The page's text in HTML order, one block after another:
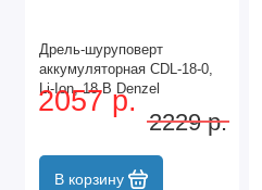
Дрель-шуруповерт
аккумуляторная CDL-18-0,
Li-Ion, 18 В Denzel
2057 р.
2229 р.
В корзину